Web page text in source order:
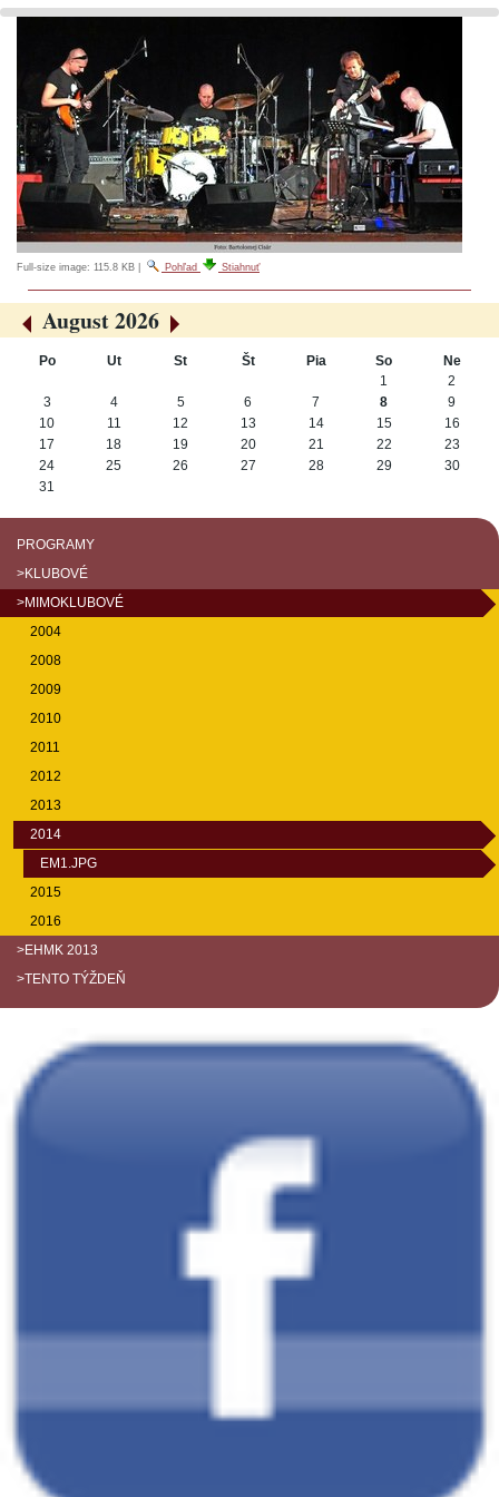
Full-size image: 115.8 KB Pohľad Stiahnuť
«
August 2026
»
Po Ut St Št Pia So
Ne
1
2
3
4 5 6 7 8
9
10
11 12 13 14 15
16
17
18 19 20 21 22
23
24
25 26 27 28 29
30
31
PROGRAMY
>KLUBOVÉ
>MIMOKLUBOVÉ
2004
2008
2009
2010
2011
2012
2013
2014
EM1.JPG
2015
2016
>EHMK 2013
>TENTO TÝŽDEŇ